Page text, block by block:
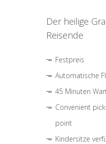
Der heilige
Reisende
Festpreis
Automatische
45 Minuten
Convenient
point
Kindersitze